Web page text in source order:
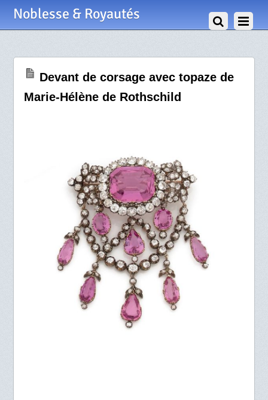
Noblesse & Royautés
Devant de corsage avec topaze de
Marie-Hélène de Rothschild